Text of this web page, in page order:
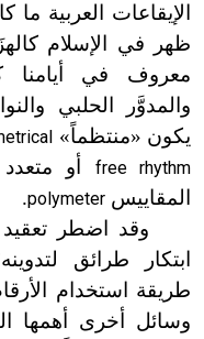
الإيقاعات العربية
ظهر في الإسلام
معروف في أيامنا
والمدوَّر الحلبي
يكون «منتظماً»
free rhythm أو
المقاييس polymeter
.
وقد اضطر تعقيد
ابتكار طرائق
طريقة استخدام
وسائل أخرى أهمها